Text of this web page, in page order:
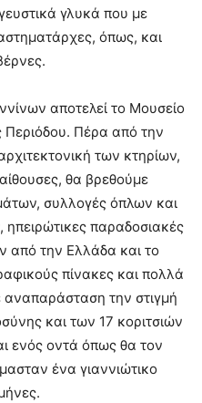
γλυκά που με
όπως, και
αποτελεί το Μουσείο
Πέρα από την
των κτηρίων,
θα βρεθούμε
συλλογές όπλων και
παραδοσιακές
από την Ελλάδα και το
πίνακες και πολλά
την στιγμή
και των 17 κοριτσιών
ενός οντά όπως θα τον
ένα γιαννιώτικο